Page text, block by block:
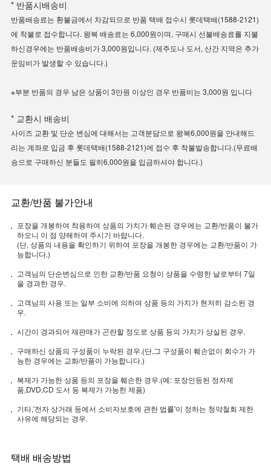
* 반품시배송비
반품배송료는 환불금에서 차감되므로 반품 택배 접수시 롯데택배(1588-2121)
에 착불로 접수합니다. 왕복 배송료는 6,000원이며, 구매시 선불배송료를 지불
하신경우에는 반품배송비가 3,000원입니다. (제주도나 도서, 산간 지역은 추가
운임비가 발생할 수 있습니다.)
※부분 반품의 경우 남은 상품이 3만원 이상인 경우 반품비는 3,000원 입니다
* 교환시 배송비
사이즈 교환 및 단순 변심에 대해서는 고객분담으로 왕복6,000원을 안내해드
리는 계좌로 입금 후 롯데택배(1588-2121)에 접수 후 착불발송합니다.(무료배
송으로 구매하신 분들도 필히6,000원을 입금하셔야 합니다.)
교환/반품 불가안내
포장을 개봉하여 착용하여 상품의 가치가 훼손된 경우에는 교환/반품이 불가
하오니 이 점 양해하여 주시기 바랍니다.
(단, 상품의 내용을 확인하기 위하여 포장을 개봉한 경우에는 교환/반품이 가
능합니다.)
고객님의 단순변심으로 인한 교환/반품 요청이 상품을 수령한 날로부터 7일
을 경과한 경우.
고객님의 사용 또는 일부 소비에 의하여 상품 등의 가치가 현저히 감소된 경
우.
시간이 경과되어 재판매가 곤란할 정도로 상품 등의 가치가 상실된 경우.
구매하신 상품의 구성품이 누락된 경우.(단,그 구성품이 훼손없이 회수가 가
능한 경우에는 교화/반품이 가능합니다.)
복제가 가능한 상품 등의 포장을 훼손한 경우.(예: 포장인등된 정자제
품,DVD,CD 도서 등 복제가 가능한 제품)
기타,'전자 상거래 등에서 소비자보호에 관한 법률'이 정하는 청약철회 제한
사유에 해당되는 경우.
택배 배송방법